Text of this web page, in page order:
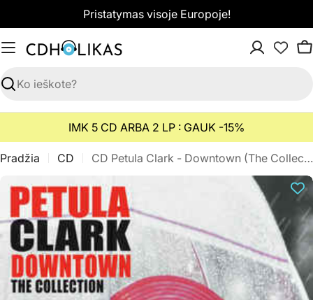
prie
turinio
Pristatymas visoje Europoje!
Paieška
IMK 5 CD ARBA 2 LP : GAUK -15%
Pradžia CD CD Petula Clark - Downtown (The Collection)